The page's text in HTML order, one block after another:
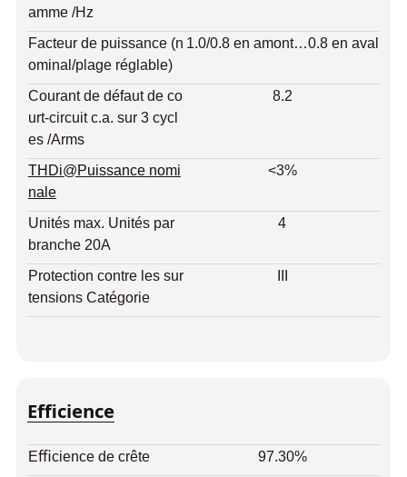
amme /Hz
Facteur de puissance (n
ominal/plage réglable)
1.0/0.8 en amont…0.8 en aval
Courant de défaut de co
urt-circuit c.a. sur 3 cycl
es /Arms
8.2
THDi@Puissance nomi
nale
<3%
Unités max. Unités par
branche 20A
4
Protection contre les sur
tensions Catégorie
Eﬃcience
Eﬃcience de crête
97.30%